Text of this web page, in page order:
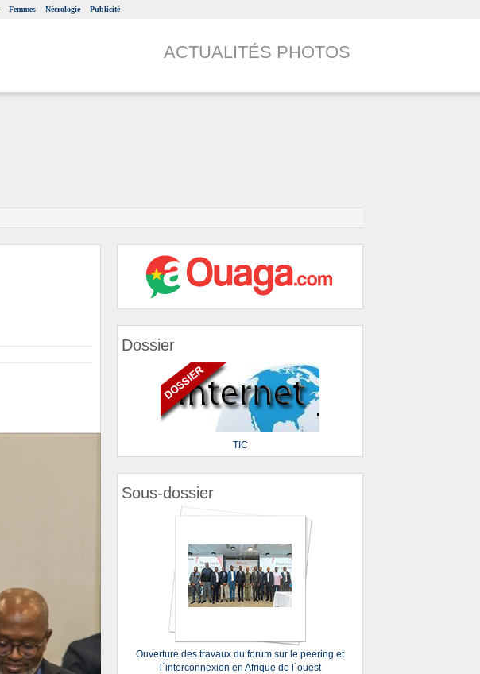
Femmes Nécrologie Publicité
ACTUALITÉS PHOTOS
Dossier
TIC
Sous-dossier
Ouverture des travaux du forum sur le peering et
l`interconnexion en Afrique de l`ouest